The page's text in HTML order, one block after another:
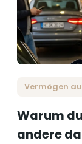
Vermögen
Warum
andere